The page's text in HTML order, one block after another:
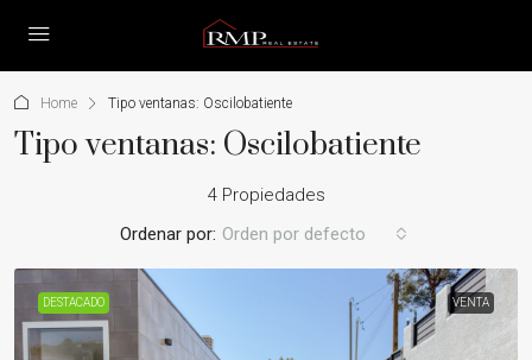
Home Tipo ventanas: Oscilobatiente
Tipo ventanas: Oscilobatiente
4 Propiedades
Ordenar por: Orden por defecto
DESTACADO VENTA